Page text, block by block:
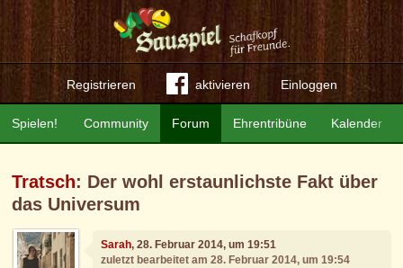
Registrieren aktivieren Einloggen
Community Forum Ehrentribüne Kalender
Spielen!
Tratsch: Der wohl erstaunlichste Fakt über
das Universum
Sarah, 28. Februar 2014, um 19:51
zuletzt bearbeitet am 28. Februar 2014, um 19:54